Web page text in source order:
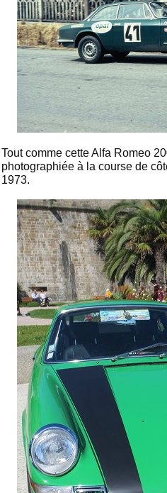
Tout comme cette Alfa Romeo
photographiée à la course de
1973.